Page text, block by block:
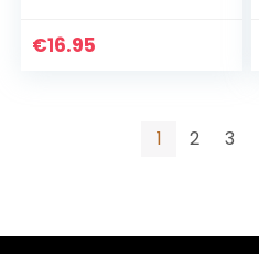
halsband (blauw)
€16.95
1 2 3